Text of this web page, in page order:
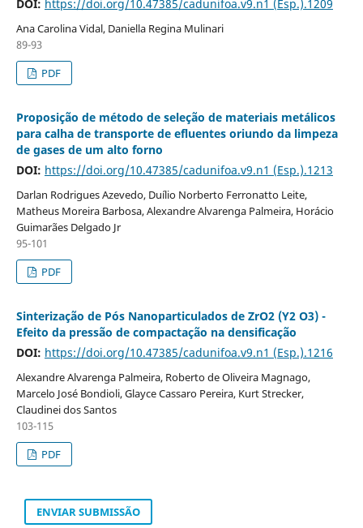
DOI: https://doi.org/10.47385/cadunifoa.v9.n1 (Esp.).1209
Ana Carolina Vidal, Daniella Regina Mulinari
89-93
PDF
Proposição de método de seleção de materiais metálicos
para calha de transporte de efluentes oriundo da limpeza
de gases de um alto forno
DOI: https://doi.org/10.47385/cadunifoa.v9.n1 (Esp.).1213
Darlan Rodrigues Azevedo, Duílio Norberto Ferronatto Leite,
Matheus Moreira Barbosa, Alexandre Alvarenga Palmeira, Horácio
Guimarães Delgado Jr
95-101
PDF
Sinterização de Pós Nanoparticulados de ZrO2 (Y2 O3) -
Efeito da pressão de compactação na densificação
DOI: https://doi.org/10.47385/cadunifoa.v9.n1 (Esp.).1216
Alexandre Alvarenga Palmeira, Roberto de Oliveira Magnago,
Marcelo José Bondioli, Glayce Cassaro Pereira, Kurt Strecker,
Claudinei dos Santos
103-115
PDF
ENVIAR SUBMISSÃO